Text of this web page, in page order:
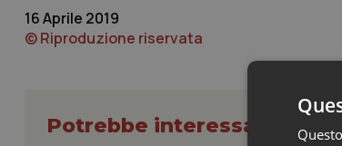
16 Aprile 2019
© Riproduzione riservata
Potrebbe interessarti in